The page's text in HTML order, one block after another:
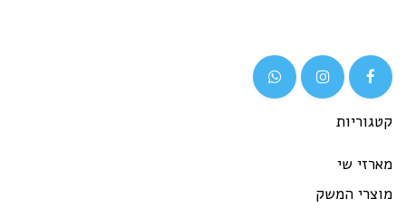
קטגוריות
מארזי שי
מוצרי המשק